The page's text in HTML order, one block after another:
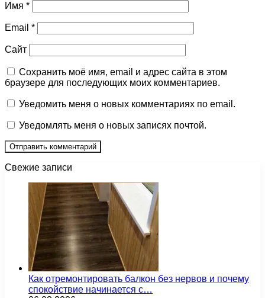
Имя *
Email *
Сайт
Сохранить моё имя, email и адрес сайта в этом
браузере для последующих моих комментариев.
Уведомить меня о новых комментариях по email.
Уведомлять меня о новых записях почтой.
Свежие записи
Как отремонтировать балкон без нервов и почему
спокойствие начинается с…